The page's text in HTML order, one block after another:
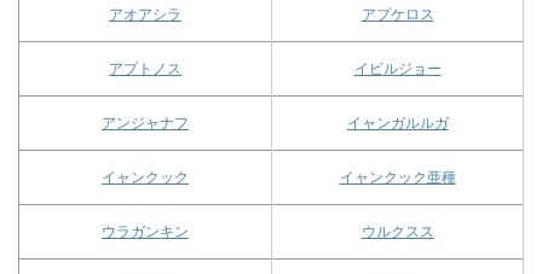
アオアシラ アプケロス
アプトノス イビルジョー
アンジャナフ イャンガルルガ
イャンクック イャンクック亜種
ウラガンキン ウルクスス